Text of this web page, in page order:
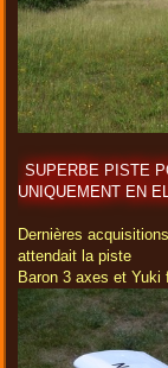
SUPERBE PISTE
UNIQUEMENT EN
Dernières
attendait la piste
Baron 3 axes et Yuki